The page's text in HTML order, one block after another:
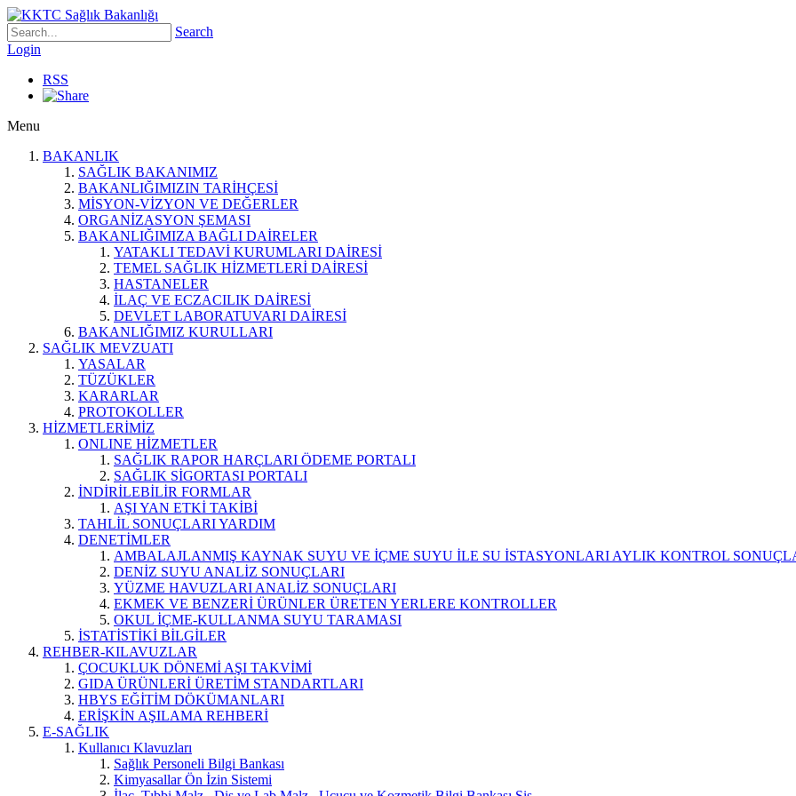
Search
Login
RSS
Menu
BAKANLIK
SAĞLIK BAKANIMIZ
BAKANLIĞIMIZIN TARİHÇESİ
MİSYON-VİZYON VE DEĞERLER
ORGANİZASYON ŞEMASI
BAKANLIĞIMIZA BAĞLI DAİRELER
YATAKLI TEDAVİ KURUMLARI DAİRESİ
TEMEL SAĞLIK HİZMETLERİ DAİRESİ
HASTANELER
İLAÇ VE ECZACILIK DAİRESİ
DEVLET LABORATUVARI DAİRESİ
BAKANLIĞIMIZ KURULLARI
SAĞLIK MEVZUATI
YASALAR
TÜZÜKLER
KARARLAR
PROTOKOLLER
HİZMETLERİMİZ
ONLINE HİZMETLER
SAĞLIK RAPOR HARÇLARI ÖDEME PORTALI
SAĞLIK SİGORTASI PORTALI
İNDİRİLEBİLİR FORMLAR
AŞI YAN ETKİ TAKİBİ
TAHLİL SONUÇLARI YARDIM
DENETİMLER
AMBALAJLANMIŞ KAYNAK SUYU VE İÇME SUYU İLE SU İSTASYONLARI AYLIK KONTROL
DENİZ SUYU ANALİZ SONUÇLARI
YÜZME HAVUZLARI ANALİZ SONUÇLARI
EKMEK VE BENZERİ ÜRÜNLER ÜRETEN YERLERE KONTROLLER
OKUL İÇME-KULLANMA SUYU TARAMASI
İSTATİSTİKİ BİLGİLER
REHBER-KILAVUZLAR
ÇOCUKLUK DÖNEMİ AŞI TAKVİMİ
GIDA ÜRÜNLERİ ÜRETİM STANDARTLARI
HBYS EĞİTİM DÖKÜMANLARI
ERİŞKİN AŞILAMA REHBERİ
E-SAĞLIK
Kullanıcı Klavuzları
Sağlık Personeli Bilgi Bankası
Kimyasallar Ön İzin Sistemi